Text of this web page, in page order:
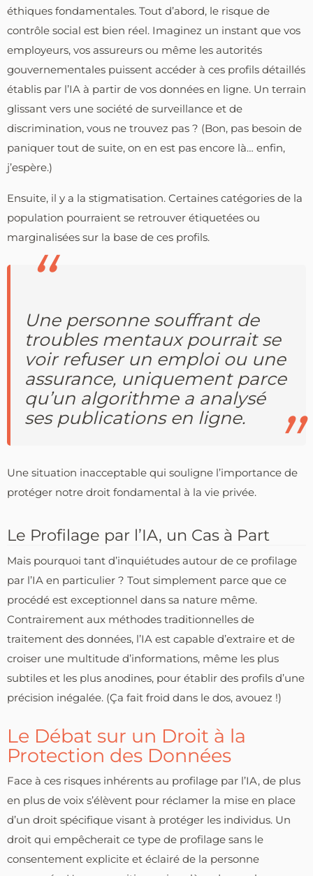
éthiques fondamentales. Tout d’abord, le risque de
contrôle social est bien réel. Imaginez un instant que vos
employeurs, vos assureurs ou même les autorités
gouvernementales puissent accéder à ces profils détaillés
établis par l’IA à partir de vos données en ligne. Un terrain
glissant vers une société de surveillance et de
discrimination, vous ne trouvez pas ? (Bon, pas besoin de
paniquer tout de suite, on en est pas encore là… enfin,
j’espère.)
Ensuite, il y a la stigmatisation. Certaines catégories de la
population pourraient se retrouver étiquetées ou
marginalisées sur la base de ces profils.
Une personne souffrant de
troubles mentaux pourrait se
voir refuser un emploi ou une
assurance, uniquement parce
qu’un algorithme a analysé
ses publications en ligne.
Une situation inacceptable qui souligne l’importance de
protéger notre droit fondamental à la vie privée.
Le Profilage par l’IA, un Cas à Part
Mais pourquoi tant d’inquiétudes autour de ce profilage
par l’IA en particulier ? Tout simplement parce que ce
procédé est exceptionnel dans sa nature même.
Contrairement aux méthodes traditionnelles de
traitement des données, l’IA est capable d’extraire et de
croiser une multitude d’informations, même les plus
subtiles et les plus anodines, pour établir des profils d’une
précision inégalée. (Ça fait froid dans le dos, avouez !)
Le Débat sur un Droit à la
Protection des Données
Face à ces risques inhérents au profilage par l’IA, de plus
en plus de voix s’élèvent pour réclamer la mise en place
d’un droit spécifique visant à protéger les individus. Un
droit qui empêcherait ce type de profilage sans le
consentement explicite et éclairé de la personne